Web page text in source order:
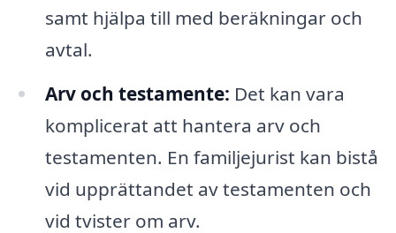
samt hjälpa till med beräkningar och
avtal.
Arv och testamente: Det kan vara
komplicerat att hantera arv och
testamenten. En familjejurist kan bistå
vid upprättandet av testamenten och
vid tvister om arv.